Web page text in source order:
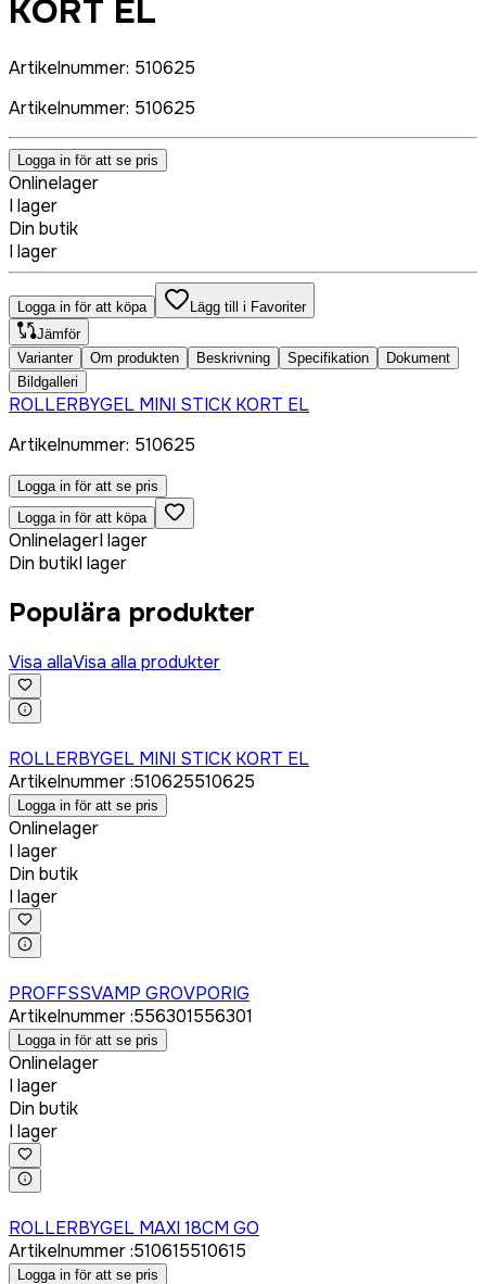
KORT EL
Artikelnummer: 510625
Artikelnummer: 510625
Logga in för att se pris
Onlinelager
I lager
Din butik
I lager
Logga in för att köpa
Lägg till i Favoriter
Jämför
Varianter
Om produkten Beskrivning Specifikation
Dokument
Bildgalleri
ROLLERBYGEL MINI STICK KORT EL
Artikelnummer: 510625
Logga in för att se pris
Logga in för att köpa
OnlinelagerI lager
Din butikI lager
Populära produkter
Visa allaVisa alla produkter
ROLLERBYGEL MINI STICK KORT EL
Artikelnummer:510625510625
Logga in för att se pris
Onlinelager
I lager
Din butik
I lager
PROFFSSVAMP GROVPORIG
Artikelnummer:556301556301
Logga in för att se pris
Onlinelager
I lager
Din butik
I lager
ROLLERBYGEL MAXI 18CM GO
Artikelnummer:510615510615
Logga in för att se pris